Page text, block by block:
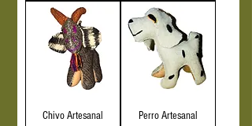
Chivo Artesanal
Perro Artesanal